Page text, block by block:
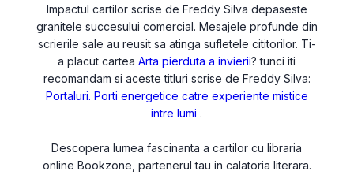
Impactul cartilor scrise de Freddy Silva depaseste
granitele succesului comercial. Mesajele profunde din
scrierile sale au reusit sa atinga sufletele cititorilor. Ti-
a placut carteaArta pierduta a invierii? tunci iti
recomandam si aceste titluri scrise de Freddy Silva:
Portaluri. Porti energetice catre experiente mistice
intre lumi .
Descopera lumea fascinanta a cartilor cu libraria
online Bookzone, partenerul tau in calatoria literara.